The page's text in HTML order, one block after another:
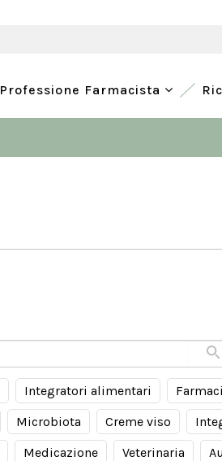
Professione Farmacista
Integratori alimentari
Microbiota Creme viso
Medicazione Veterinaria